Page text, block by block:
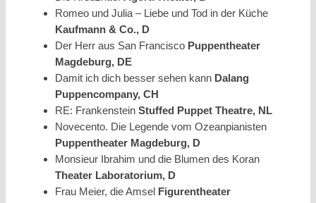
Romeo und Julia – Liebe und Tod in der Küche
Kaufmann & Co., D
Der Herr aus San Francisco Puppentheater
Magdeburg, DE
Damit ich dich besser sehen kann Dalang
Puppencompany, CH
RE: Frankenstein Stuffed Puppet Theatre, NL
Novecento. Die Legende vom Ozeanpianisten
Puppentheater Magdeburg, D
Monsieur Ibrahim und die Blumen des Koran
Theater Laboratorium, D
Frau Meier, die Amsel Figurentheater